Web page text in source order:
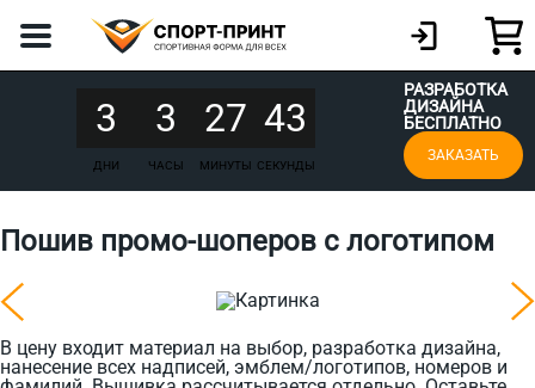
3
ДНИ
3
ЧАСЫ
27
МИНУТЫ
43
СЕКУНДЫ
РАЗРАБОТКА
ДИЗАЙНА
БЕСПЛАТНО
ЗАКАЗАТЬ
Пошив промо‑шоперов с логотипом
В цену входит материал на выбор, разработка дизайна,
нанесение всех надписей, эмблем/логотипов, номеров и